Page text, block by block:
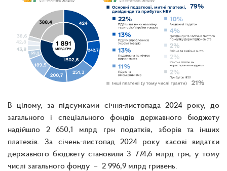
В цілому, за підсумками січня-листопада 2024 року, до
загального і спеціального фондів державного бюджету
надійшло 2 650,1 млрд грн податків, зборів та інших
платежів. За січень-листопад 2024 року касові видатки
державного бюджету становили 3 774,6 млрд грн, у тому
числі загального фонду – 2 996,9 млрд гривень.